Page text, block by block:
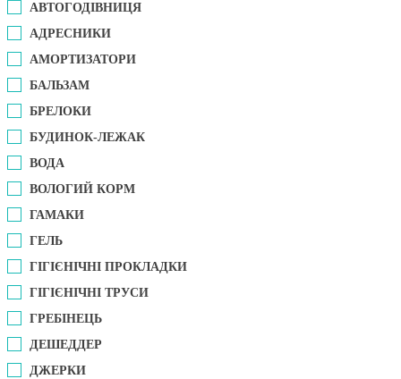
АВТОГОДІВНИЦЯ
АДРЕСНИКИ
АМОРТИЗАТОРИ
БАЛЬЗАМ
БРЕЛОКИ
БУДИНОК-ЛЕЖАК
ВОДА
ВОЛОГИЙ КОРМ
ГАМАКИ
ГЕЛЬ
ГІГІЄНІЧНІ ПРОКЛАДКИ
ГІГІЄНІЧНІ ТРУСИ
ГРЕБІНЕЦЬ
ДЕШЕДДЕР
ДЖЕРКИ